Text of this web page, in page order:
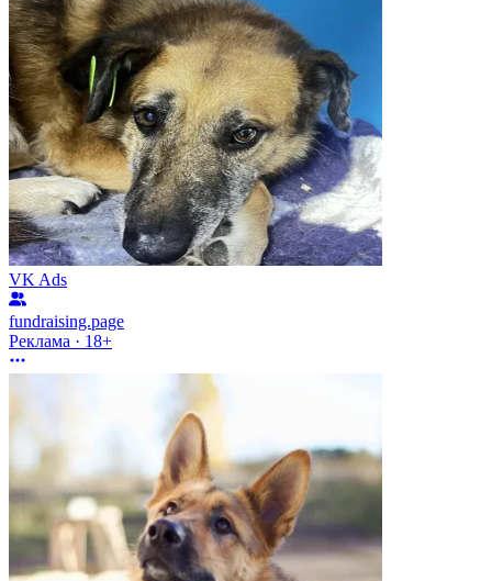
VK Ads
fundraising.page
Реклама · 18+